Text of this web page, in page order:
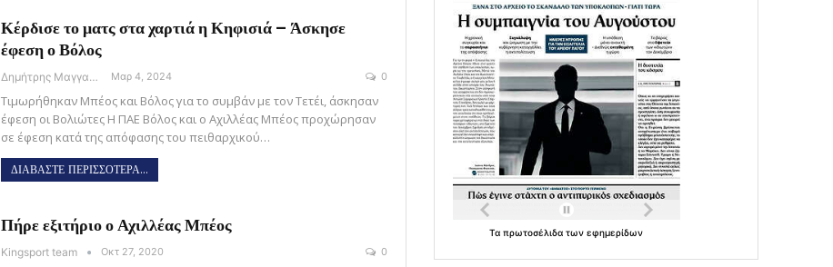
Κέρδισε το ματς στα χαρτιά η Κηφισιά – Άσκησε
έφεση ο Βόλος
Δημήτρης Μαγγανάρης Μαρ 4, 2024 0
Τιμωρήθηκαν Μπέος και Βόλος για το συμβάν με τον Τετέι, άσκησαν
έφεση οι Βολιώτες Η ΠΑΕ Βόλος και ο Αχιλλέας Μπέος προχώρησαν
σε έφεση κατά της απόφασης του πειθαρχικού…
ΔΙΑΒΑΣΤΕ ΠΕΡΙΣΣΟΤΕΡΑ...
Πήρε εξιτήριο ο Αχιλλέας Μπέος
Kingsport team Οκτ 27, 2020 0
Ταπρωτοσέλιδατωνεφημερίδων